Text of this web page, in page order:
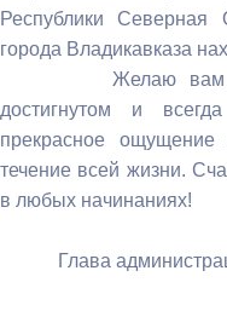
Республики
города Владикавказа
Желаю вам
достигнутом и
прекрасное
течение всей жизни.
в любых начинаниях!
Глава